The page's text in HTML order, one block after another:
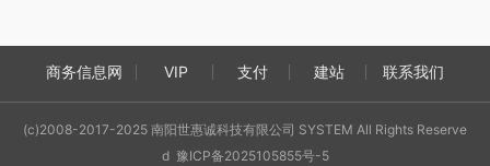
商务信息网 VIP 支付 建站 联系我们
(c)2008-2017-2025 南阳世惠诚科技有限公司 SYSTEM All Rights Reserve
d 豫ICP备2025105855号-5